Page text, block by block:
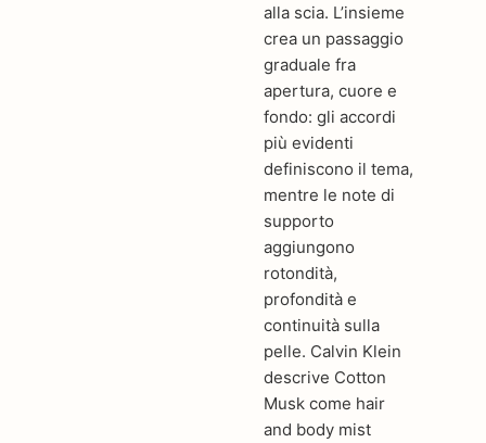
alla scia. L’insieme
crea un passaggio
graduale fra
apertura, cuore e
fondo: gli accordi
più evidenti
definiscono il tema,
mentre le note di
supporto
aggiungono
rotondità,
profondità e
continuità sulla
pelle. Calvin Klein
descrive Cotton
Musk come hair
and body mist